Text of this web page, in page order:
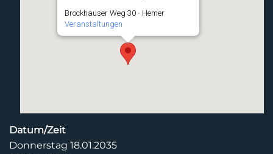
Brockhauser Weg 30 - Hemer
Veranstaltungen
Datum/Zeit
Donnerstag 18.01.2035